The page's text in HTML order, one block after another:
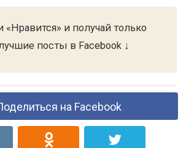
и получай только
посты в Facebook ↓
на Facebook